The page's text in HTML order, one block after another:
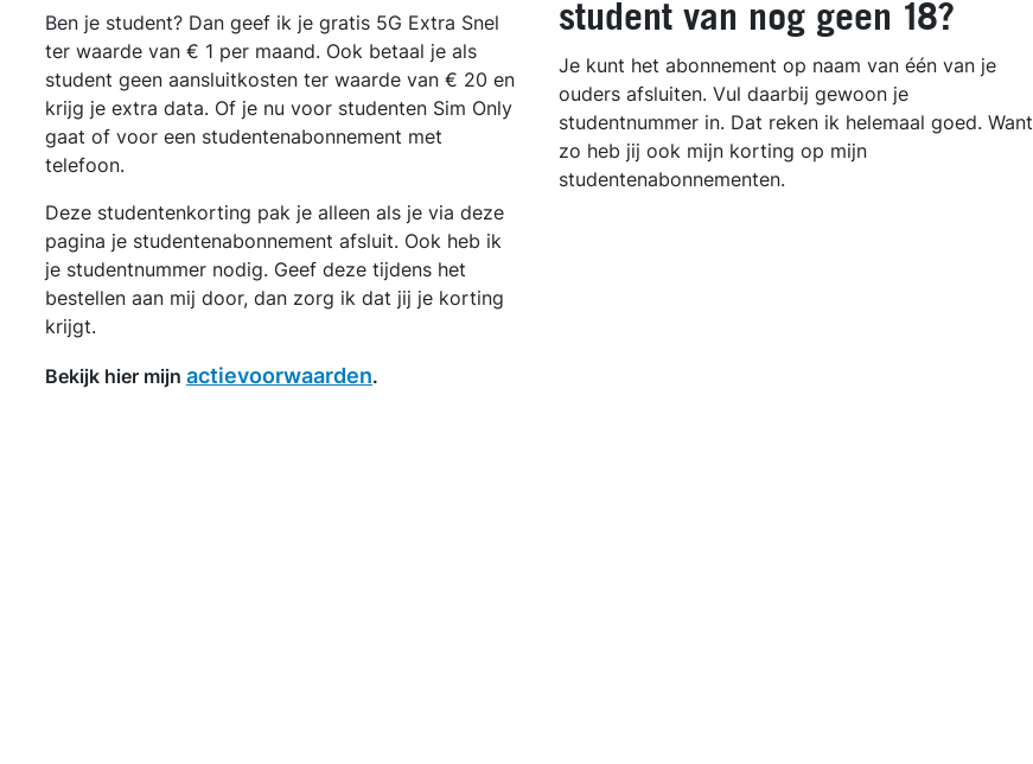
Ben je student? Dan geef ik je gratis 5G Extra Snel
ter waarde van € 1 per maand. Ook betaal je als
student geen aansluitkosten ter waarde van € 20 en
krijg je extra data. Of je nu voor studenten Sim Only
gaat of voor een studentenabonnement met
telefoon.
Deze studentenkorting pak je alleen als je via deze
pagina je studentenabonnement afsluit. Ook heb ik
je studentnummer nodig. Geef deze tijdens het
bestellen aan mij door, dan zorg ik dat jij je korting
krijgt.
Bekijk hier mijn actievoorwaarden.
student van nog geen 18?
Je kunt het abonnement op naam van één van je
ouders afsluiten. Vul daarbij gewoon je
studentnummer in. Dat reken ik helemaal goed. Want
zo heb jij ook mijn korting op mijn
studentenabonnementen.